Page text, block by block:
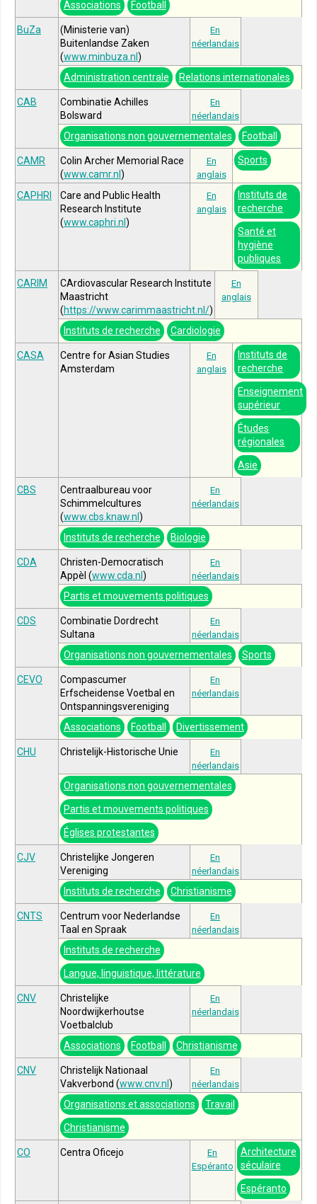
Associations Football
BuZa
(Ministerie van)
Buitenlandse Zaken
(www.minbuza.nl )
En
néerlandais
Administration centrale Relations internationales
CAB
Combinatie Achilles
Bolsward
En
néerlandais
Organisations non gouvernementales Football
CAMR
Colin Archer Memorial Race
(www.camr.nl )
En
anglais
Sports
CAPHRI
Care and Public Health
Research Institute
(www.caphri.nl )
En
anglais
Instituts de
recherche
Santé et
hygiène
publiques
CARIM
CArdiovascular Research Institute
Maastricht
(https://www.carimmaastricht.nl/)
En
anglais
Instituts de recherche Cardiologie
CASA
Centre for Asian Studies
Amsterdam
En
anglais
Instituts de
recherche
Enseignement
supérieur
Études
régionales
Asie
CBS
Centraalbureau voor
Schimmelcultures
(www.cbs.knaw.nl )
En
néerlandais
Instituts de recherche Biologie
CDA
Christen-Democratisch
Appèl (www.cda.nl )
En
néerlandais
Partis et mouvements politiques
CDS
Combinatie Dordrecht
Sultana
En
néerlandais
Organisations non gouvernementales Sports
CEVO
Compascumer
Erfscheidense Voetbal en
Ontspanningsvereniging
En
néerlandais
Associations Football Divertissement
CHU Christelijk-Historische Unie
En
néerlandais
Organisations non gouvernementales
Partis et mouvements politiques
Églises protestantes
CJV
Christelijke Jongeren
Vereniging
En
néerlandais
Instituts de recherche Christianisme
CNTS
Centrum voor Nederlandse
Taal en Spraak
En
néerlandais
Instituts de recherche
Langue, linguistique, littérature
CNV
Christelijke
Noordwijkerhoutse
Voetbalclub
En
néerlandais
Associations Football Christianisme
CNV
Christelijk Nationaal
Vakverbond (www.cnv.nl )
En
néerlandais
Organisations et associations Travail
Christianisme
CO Centra Oficejo
En
Espéranto
Architecture
séculaire
Espéranto